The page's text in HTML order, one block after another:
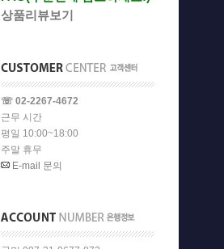
상품리뷰보기
☏ 02-2267-4672
근무 시간
평일 10:00~18:00
주말 휴무
E-mail 문의